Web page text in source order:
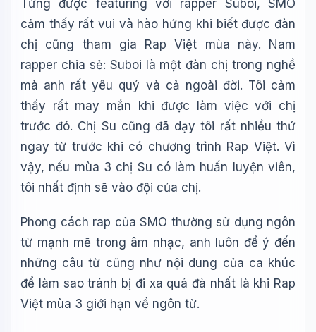
Từng được featuring với rapper Suboi, SMO
cảm thấy rất vui và hào hứng khi biết được đàn
chị cũng tham gia Rap Việt mùa này. Nam
rapper chia sẻ: Suboi là một đàn chị trong nghề
mà anh rất yêu quý và cả ngoài đời. Tôi cảm
thấy rất may mắn khi được làm việc với chị
trước đó. Chị Su cũng đã dạy tôi rất nhiều thứ
ngay từ trước khi có chương trình Rap Việt. Vì
vậy, nếu mùa 3 chị Su có làm huấn luyện viên,
tôi nhất định sẽ vào đội của chị.
Phong cách rap của SMO thường sử dụng ngôn
từ mạnh mẽ trong âm nhạc, anh luôn để ý đến
những câu từ cũng như nội dung của ca khúc
để làm sao tránh bị đi xa quá đà nhất là khi Rap
Việt mùa 3 giới hạn về ngôn từ.